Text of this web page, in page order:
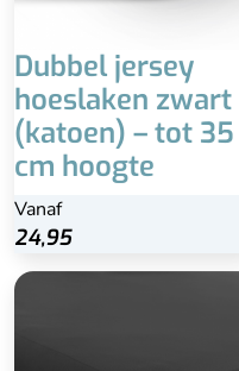
Dubbel jersey
hoeslaken zwart
(katoen) – tot 35
cm hoogte
Vanaf
24,95